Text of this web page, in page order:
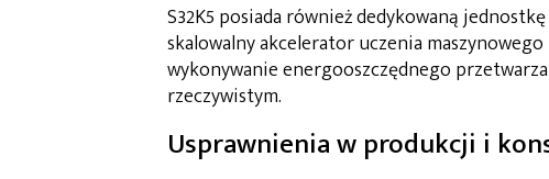
S32K5 posiada również dedykowaną
skalowalny akcelerator uczenia
wykonywanie energooszczędnego
rzeczywistym.
Usprawnienia w produkcji i